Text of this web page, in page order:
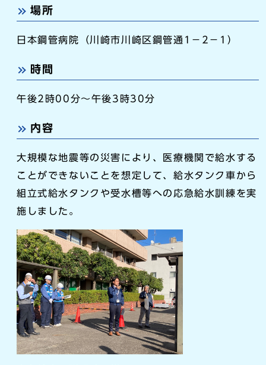
場所
日本鋼管病院（川崎市川崎区鋼管通1－2－1）
時間
午後2時00分～午後3時30分
内容
大規模な地震等の災害により、医療機関で給水する
ことができないことを想定して、給水タンク車から
組立式給水タンクや受水槽等への応急給水訓練を実
施しました。